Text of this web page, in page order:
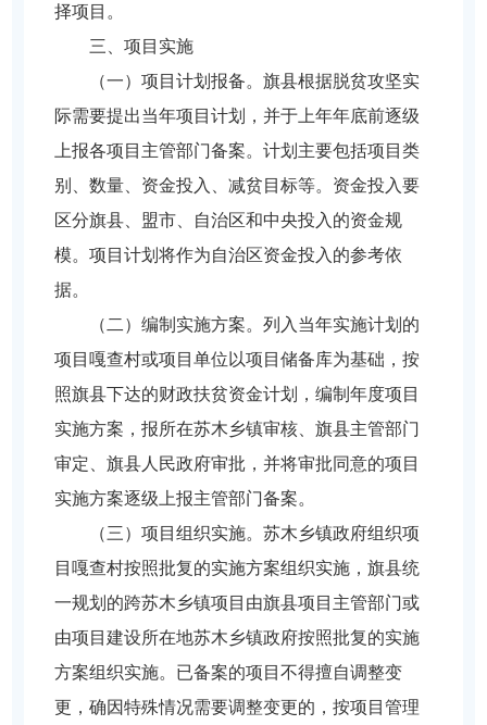
择项目。
三、项目实施
（一）项目计划报备。旗县根据脱贫攻坚实
际需要提出当年项目计划，并于上年年底前逐级
上报各项目主管部门备案。计划主要包括项目类
别、数量、资金投入、减贫目标等。资金投入要
区分旗县、盟市、自治区和中央投入的资金规
模。项目计划将作为自治区资金投入的参考依
据。
（二）编制实施方案。列入当年实施计划的
项目嘎查村或项目单位以项目储备库为基础，按
照旗县下达的财政扶贫资金计划，编制年度项目
实施方案，报所在苏木乡镇审核、旗县主管部门
审定、旗县人民政府审批，并将审批同意的项目
实施方案逐级上报主管部门备案。
（三）项目组织实施。苏木乡镇政府组织项
目嘎查村按照批复的实施方案组织实施，旗县统
一规划的跨苏木乡镇项目由旗县项目主管部门或
由项目建设所在地苏木乡镇政府按照批复的实施
方案组织实施。已备案的项目不得擅自调整变
更，确因特殊情况需要调整变更的，按项目管理